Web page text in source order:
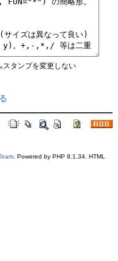
スタンプを変更しない
. Powered by PHP 8.1.34. HTML